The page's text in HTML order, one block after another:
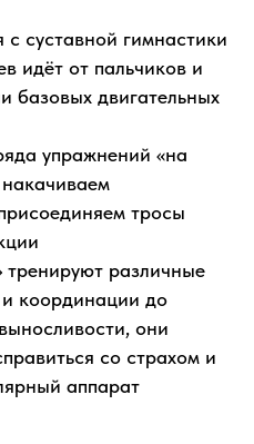
с суставной гимнастики
идёт от пальчиков и
базовых двигательных
упражнений «на
тросы
тренируют различные
координации до
они
со страхом и
аппарат